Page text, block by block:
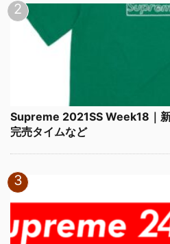
Supreme 2021SS Week18｜
完売タイムなど